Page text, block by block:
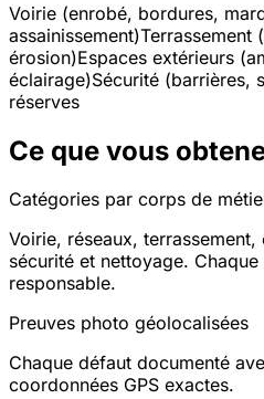
Voirie (enrobé, bordures,
assainissement)Terrassement
érosion)Espaces extérieurs
éclairage)Sécurité (barrières,
réserves
Ce que vous
Catégories par corps de
Voirie, réseaux, terrassement,
sécurité et nettoyage.
responsable.
Preuves photo géolocalisées
Chaque défaut documenté
coordonnées GPS exactes.